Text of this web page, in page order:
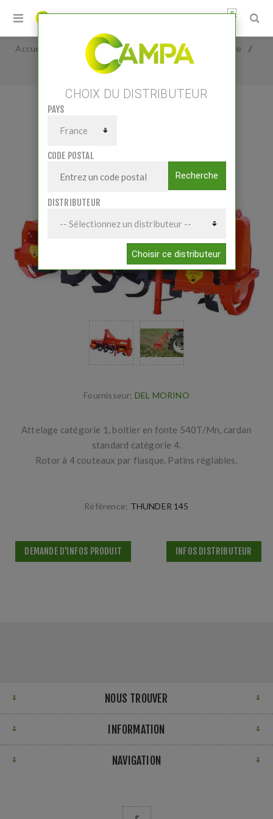
0
Accueil Matériels Travail du sol / Fraises rotative /
Fraise rotative 1,45 M
Fournisseur: DEL MORINO
Attelage catégorie 1, boitier en fonte 540T/Mn, cardan
standard catégorie 4.
Rotor à 4 couteaux par flasque. Patins réglables.
Référence: THUNDER 145
DEMANDE D'INFOS PRODUIT INFOS DISTRIBUTEUR
NOUS TROUVER
INFORMATION
NAVIGATION
CHOIX DU DISTRIBUTEUR
PAYS
CODE POSTAL
Recherche
DISTRIBUTEUR
Choisir ce distributeur